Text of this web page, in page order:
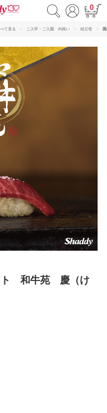
0
て見る ご入学・ご入園 内祝い 祖父母
ト 和牛苑 慶（け